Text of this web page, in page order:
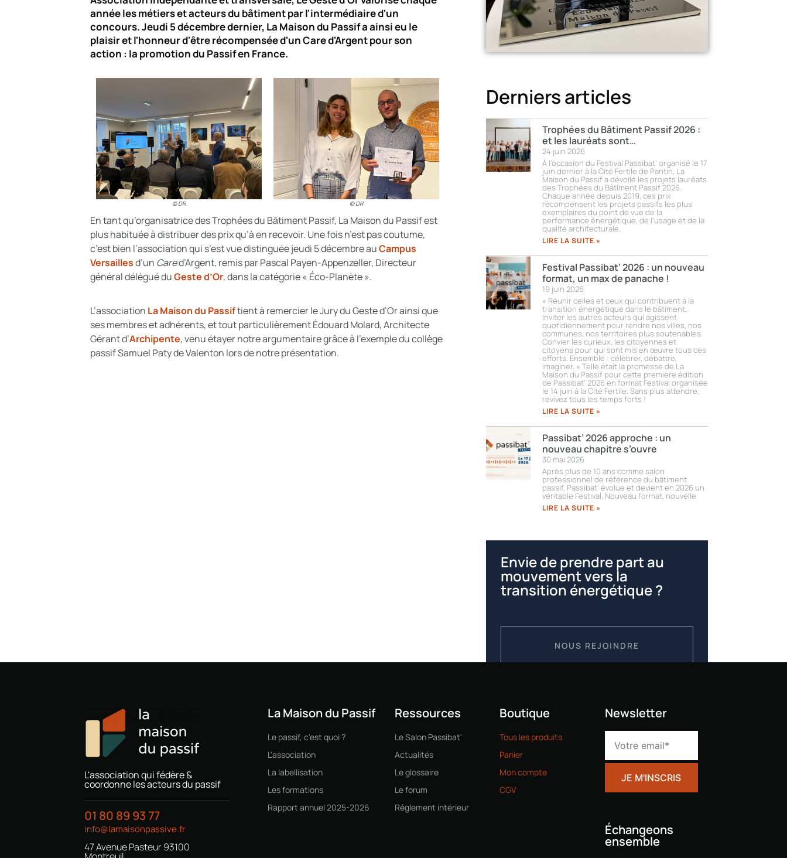
année les métiers et acteurs du bâtiment par l'intermédiaire d'un
concours. Jeudi 5 décembre dernier, La Maison du Passif a ainsi eu le
plaisir et l'honneur d'être récompensée d'un Care d'Argent pour son
action : la promotion du Passif en France.
© DR © DR
En tant qu’organisatrice des Trophées du Bâtiment Passif, La Maison du Passif est
plus habituée à distribuer des prix qu’à en recevoir. Une fois n’est pas coutume,
c’est bien l’association qui s’est vue distinguée jeudi 5 décembre auCampus
Versaillesd’un Cared’Argent, remis par Pascal Payen-Appenzeller, Directeur
général délégué duGeste d’Or, dans la catégorie « Éco-Planète ».
L’association La Maison du Passiftient à remercier le Jury du Geste d’Or ainsi que
ses membres et adhérents, et tout particulièrement Édouard Molard, Architecte
Gérant d’Archipente, venu étayer notre argumentaire grâce à l’exemple du collège
passif Samuel Paty de Valenton lors de notre présentation.
Derniers articles
Trophées du Bâtiment Passif 2026 :
et les lauréats sont…
24 juin 2026
À l’occasion du Festival Passibat’ organisé le 17
juin dernier à la Cité Fertile de Pantin, La
Maison du Passif a dévoilé les projets lauréats
des Trophées du Bâtiment Passif 2026.
Chaque année depuis 2019, ces prix
récompensent les projets passifs les plus
exemplaires du point de vue de la
performance énergétique, de l’usage et de la
qualité architecturale.
LIRE LA SUITE »
Festival Passibat’ 2026 : un nouveau
format, un max de panache !
19 juin 2026
« Réunir celles et ceux qui contribuent à la
transition énergétique dans le bâtiment.
Inviter les autres acteurs qui agissent
quotidiennement pour rendre nos villes, nos
communes, nos territoires plus soutenables.
Convier les curieux, les citoyennes et
citoyens pour qui sont mis en œuvre tous ces
efforts. Ensemble : célébrer, débattre,
imaginer. » Telle était la promesse de La
Maison du Passif pour cette première édition
de Passibat’ 2026 en format Festival organisée
le 14 juin à la Cité Fertile. Sans plus attendre,
revivez tous les temps forts !​
LIRE LA SUITE »
Passibat’ 2026 approche : un
nouveau chapitre s’ouvre
30 mai 2026
Après plus de 10 ans comme salon
professionnel de référence du bâtiment
passif, Passibat’ évolue et devient en 2026 un
véritable Festival. Nouveau format, nouvelle
LIRE LA SUITE »
Envie de prendre part au
mouvement vers la
transition énergétique ?
L'association qui fédère &
coordonne les acteurs du passif
01 80 89 93 77
info@lamaisonpassive.fr
47 Avenue Pasteur 93100
La Maison du Passif
Le passif, c'est quoi ?
L'association
La labellisation
Les formations
Rapport annuel 2025-2026
Ressources
Le Salon Passibat'
Actualités
Le glossaire
Le forum
Réglement intérieur
Boutique
Tous les produits
Panier
Mon compte
CGV
Newsletter
Échangeons
ensemble